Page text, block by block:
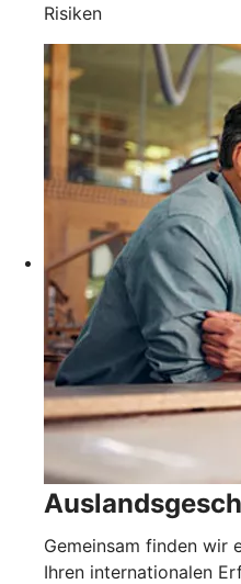
Risiken
Gemeinsam finden wir
Ihren internationalen